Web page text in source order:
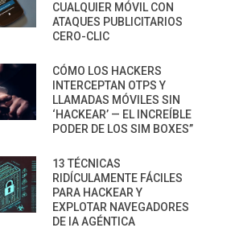
CUALQUIER MÓVIL CON
ATAQUES PUBLICITARIOS
CERO-CLIC
CÓMO LOS HACKERS
INTERCEPTAN OTPS Y
LLAMADAS MÓVILES SIN
‘HACKEAR’ — EL INCREÍBLE
PODER DE LOS SIM BOXES”
13 TÉCNICAS
RIDÍCULAMENTE FÁCILES
PARA HACKEAR Y
EXPLOTAR NAVEGADORES
DE IA AGÉNTICA